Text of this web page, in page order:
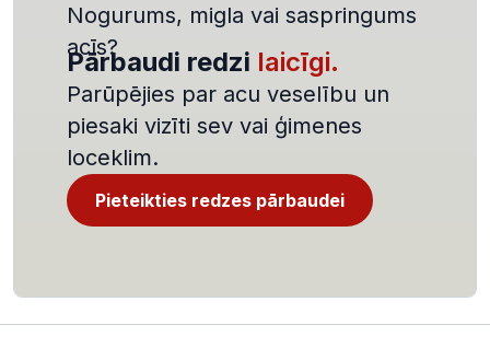
Nogurums, migla vai saspringums
acīs?
Pārbaudi redzi laicīgi.
Parūpējies par acu veselību un
piesaki vizīti sev vai ģimenes
loceklim.
Pieteikties redzes pārbaudei